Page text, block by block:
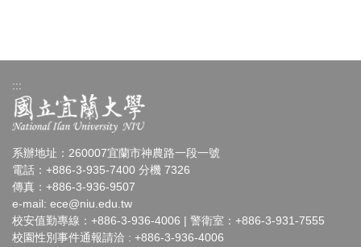
:::
系辦地址：260007宜蘭市神農路一段一號
電話：+886-3-935-7400 分機 7326
傳真：+886-3-936-9507
e-mail: ece@niu.edu.tw
校安值勤專線：+886-3-936-4006 | 警衛室：+886-3-931-7555
校園性別事件通報請洽 : +886-3-936-4006